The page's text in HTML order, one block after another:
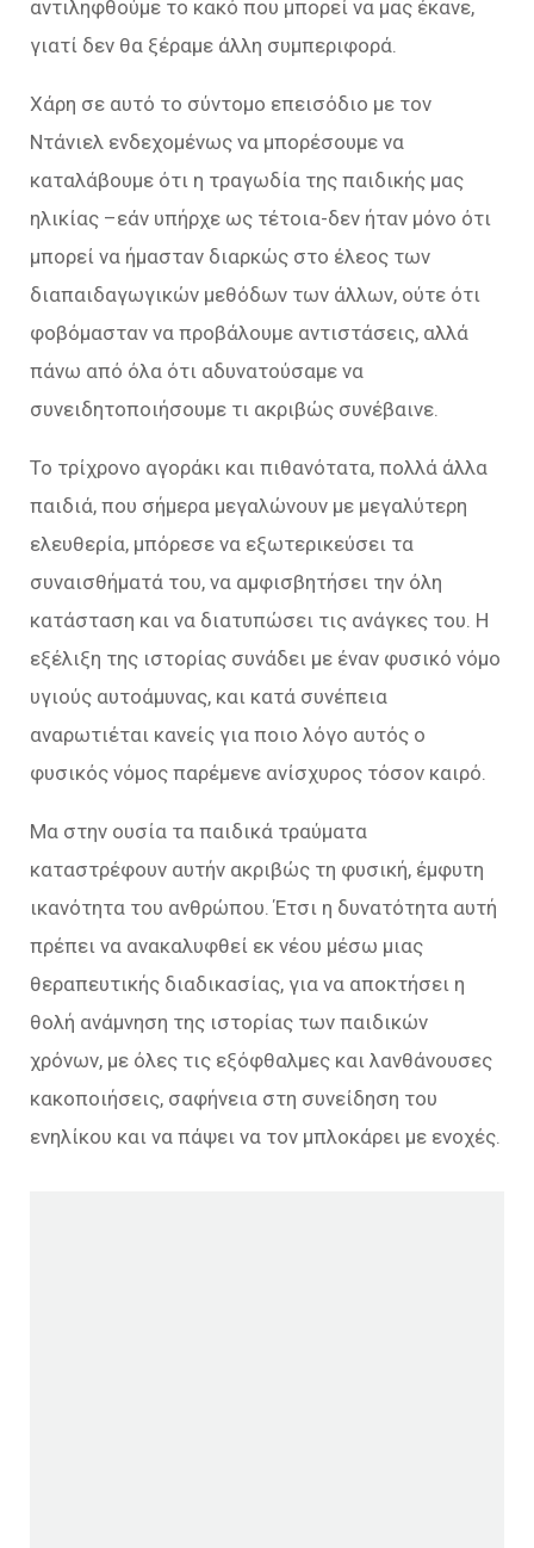
αντιληφθούμε το κακό που μπορεί να μας έκανε,
γιατί δεν θα ξέραμε άλλη συμπεριφορά.
Χάρη σε αυτό το σύντομο επεισόδιο µε τον
Ντάνιελ ενδεχομένως να μπορέσουμε να
καταλάβουμε ότι η τραγωδία της παιδικής µας
ηλικίας –εάν υπήρχε ως τέτοια-δεν ήταν µόνο ότι
μπορεί να ήμασταν διαρκώς στο έλεος των
διαπαιδαγωγικών μεθόδων των άλλων, ούτε ότι
φοβόμασταν να προβάλουμε αντιστάσεις, αλλά
πάνω από όλα ότι αδυνατούσαμε να
συνειδητοποιήσουμε τι ακριβώς συνέβαινε.
Το τρίχρονο αγοράκι και πιθανότατα, πολλά άλλα
παιδιά, που σήμερα μεγαλώνουν µε μεγαλύτερη
ελευθερία, μπόρεσε να εξωτερικεύσει τα
συναισθήματά του, να αμφισβητήσει την όλη
κατάσταση και να διατυπώσει τις ανάγκες του. Η
εξέλιξη της ιστορίας συνάδει µε έναν φυσικό νόμο
υγιούς αυτοάμυνας, και κατά συνέπεια
αναρωτιέται κανείς για ποιο λόγο αυτός ο
φυσικός νόμος παρέμενε ανίσχυρος τόσον καιρό.
Μα στην ουσία τα παιδικά τραύματα
καταστρέφουν αυτήν ακριβώς τη φυσική, έμφυτη
ικανότητα του ανθρώπου. Έτσι η δυνατότητα αυτή
πρέπει να ανακαλυφθεί εκ νέου µέσω μιας
θεραπευτικής διαδικασίας, για να αποκτήσει η
θολή ανάμνηση της ιστορίας των παιδικών
χρόνων, µε όλες τις εξόφθαλμες και λανθάνουσες
κακοποιήσεις, σαφήνεια στη συνείδηση του
ενηλίκου και να πάψει να τον μπλοκάρει µε ενοχές.